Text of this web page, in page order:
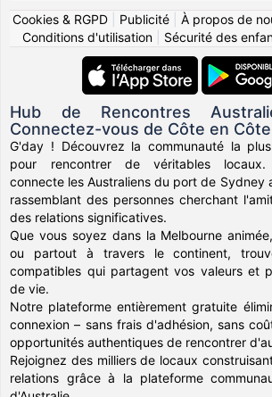
Cookies & RGPD
Publicité À propos de
Conditions d'utilisation| Sécurité des
Hub de Rencontres
Connectez-vous de Côte en Côte
G'day ! Découvrez la communauté la
pour rencontrer de véritables locaux.
connecte les Australiens du port de Sydney
rassemblant des personnes cherchant
des relations significatives.
Que vous soyez dans la Melbourne
ou partout à travers le continent,
compatibles qui partagent vos valeurs et
de vie.
Notre plateforme entièrement gratuite
connexion – sans frais d'adhésion, sans
opportunités authentiques de rencontrer
Rejoignez des milliers de locaux
relations grâce à la plateforme